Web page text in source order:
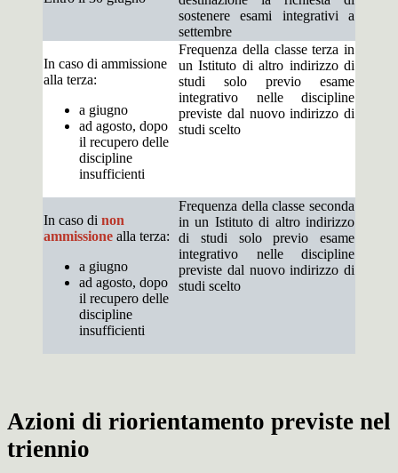
sostenere esami integrativi a
settembre
In caso di ammissione
alla terza:
a giugno
ad agosto, dopo
il recupero delle
discipline
insufficienti
Frequenza della classe terza in
un Istituto di altro indirizzo di
studi solo previo esame
integrativo nelle discipline
previste dal nuovo indirizzo di
studi scelto
In caso di non
ammissione alla terza:
a giugno
ad agosto, dopo
il recupero delle
discipline
insufficienti
Frequenza della classe seconda
in un Istituto di altro indirizzo
di studi solo previo esame
integrativo nelle discipline
previste dal nuovo indirizzo di
studi scelto
Azioni di riorientamento previste nel
triennio